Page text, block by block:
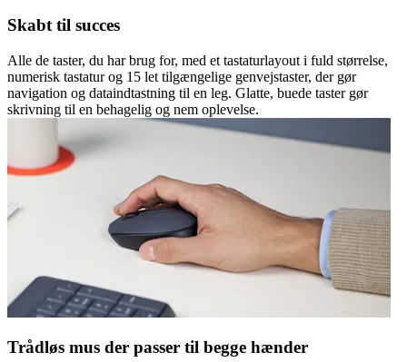
Skabt til succes
Alle de taster, du har brug for, med et tastaturlayout i fuld størrelse,
numerisk tastatur og 15 let tilgængelige genvejstaster, der gør
navigation og dataindtastning til en leg. Glatte, buede taster gør
skrivning til en behagelig og nem oplevelse.
Trådløs mus der passer til begge hænder